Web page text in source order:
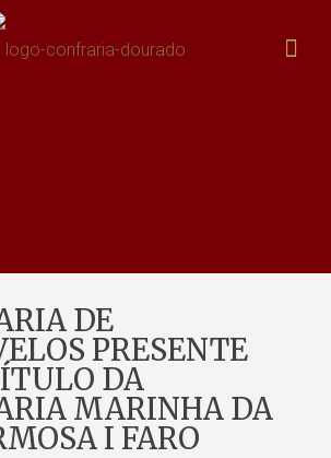
DE
PRESENTE
DA
MARINHA DA
I FARO